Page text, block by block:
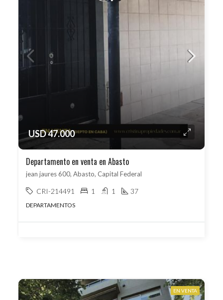
USD 47.000
Departamento en venta en Abasto
jean jaures 600, Abasto, Capital Federal
CRI-214491 1 1 37
DEPARTAMENTOS
EN VENTA